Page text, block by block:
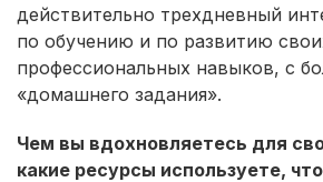
действительно трехдневный
по обучению и по развитию
профессиональных навыков, с
«домашнего задания».
Чем вы вдохновляетесь для
какие ресурсы используете,